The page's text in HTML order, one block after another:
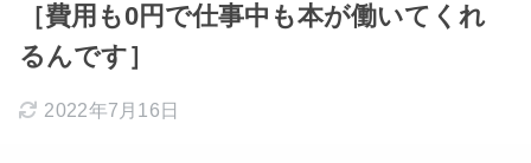
［費用も0円で仕事中も本が働いてくれ
るんです］
2022年7月16日